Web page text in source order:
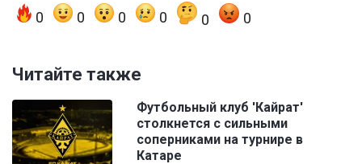
0 0 0 0 0 0
Читайте также
Футбольный клуб 'Кайрат'
столкнется с сильными
соперниками на турнире в
Катаре